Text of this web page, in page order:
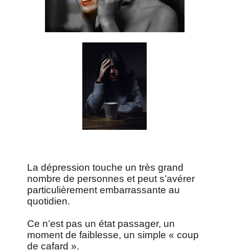
La dépression touche un très grand
nombre de personnes et peut s’avérer
particulièrement embarrassante au
quotidien.
Ce n’est pas un état passager, un
moment de faiblesse, un simple « coup
de cafard ».